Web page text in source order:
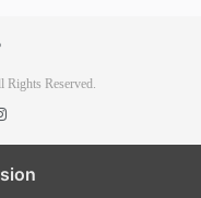
Rights Reserved.